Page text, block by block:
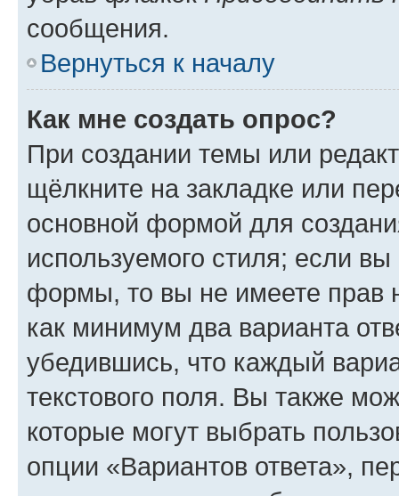
сообщения.
Вернуться к началу
Как мне создать опрос?
При создании темы или
щёлкните на закладке или
основной формой для
используемого стиля; если
формы, то вы не имеете прав
как минимум два варианта
убедившись, что каждый
текстового поля. Вы также
которые могут выбрать
опции «Вариантов ответа»,